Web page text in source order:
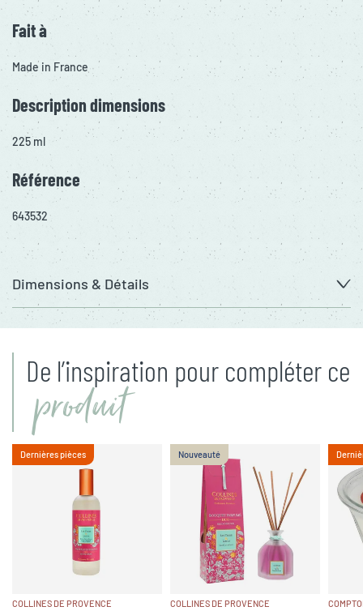
Fait à
Made in France
Description dimensions
225 ml
Référence
643532
Dimensions & Détails
De l’inspiration pour compléter ce
produit
Dernières pièces
COLLINES DE PROVENCE
Nouveauté
COLLINES DE PROVENCE